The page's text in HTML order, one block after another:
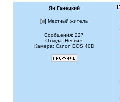
Ян Ганецкий
[ ] Местный житель
Сообщения: 227
Откуда: Несвиж
Камера: Canon EOS 40D